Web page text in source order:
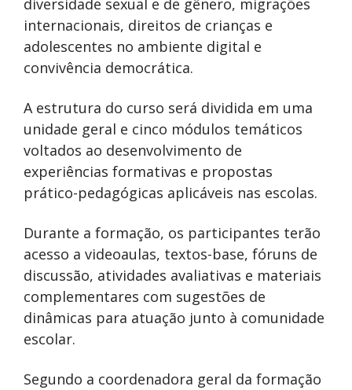
diversidade sexual e de gênero, migrações
internacionais, direitos de crianças e
adolescentes no ambiente digital e
convivência democrática.
A estrutura do curso será dividida em uma
unidade geral e cinco módulos temáticos
voltados ao desenvolvimento de
experiências formativas e propostas
prático-pedagógicas aplicáveis nas escolas.
Durante a formação, os participantes terão
acesso a videoaulas, textos-base, fóruns de
discussão, atividades avaliativas e materiais
complementares com sugestões de
dinâmicas para atuação junto à comunidade
escolar.
Segundo a coordenadora geral da formação